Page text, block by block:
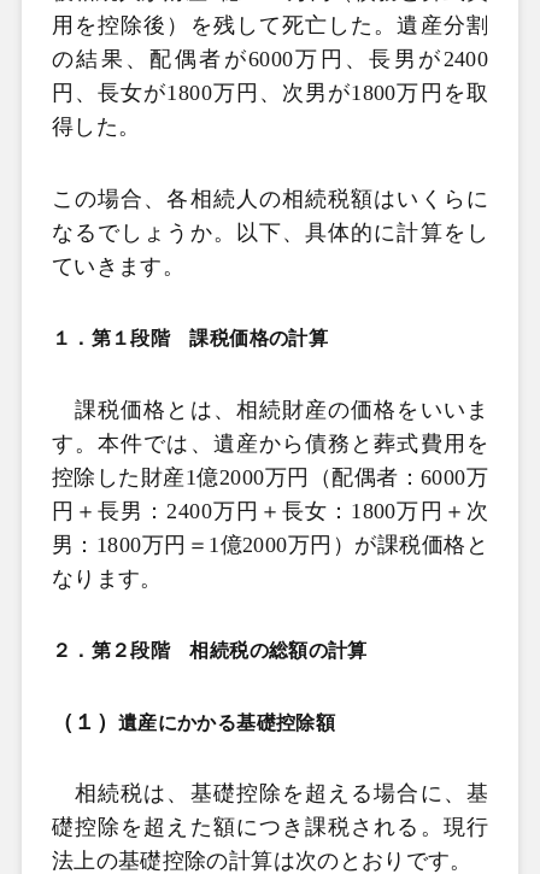
用を控除後）を残して死亡した。遺産分割
の結果、配偶者が6000万円、長男が2400
円、長女が1800万円、次男が1800万円を取
得した。
この場合、各相続人の相続税額はいくらに
なるでしょうか。以下、具体的に計算をし
ていきます。
１．第１段階 課税価格の計算
課税価格とは、相続財産の価格をいいま
す。本件では、遺産から債務と葬式費用を
控除した財産1億2000万円（配偶者：6000万
円＋長男： 2400万円＋長女： 1800万円＋次
男： 1800万円＝ 1 億2000万円） が課税価格と
なります。
２．第２段階 相続税の総額の計算
（１） 遺産にかかる基礎控除額
相続税は、基礎控除を超える場合に、基
礎控除を超えた額につき課税される。現行
法上の基礎控除の計算は次のとおりです。